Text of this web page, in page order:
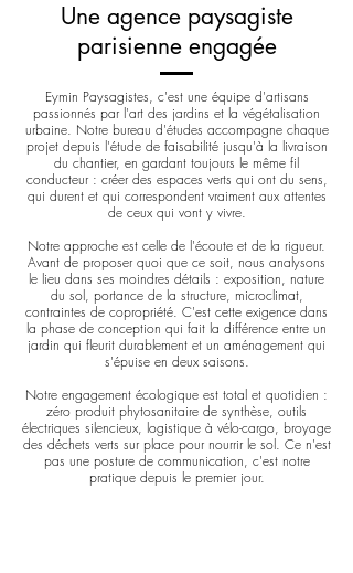
Une agence paysagiste
parisienne engagée
Eymin Paysagistes, c'est une équipe d'artisans
passionnés par l'art des jardins et la végétalisation
urbaine. Notre bureau d'études accompagne chaque
projet depuis l'étude de faisabilité jusqu'à la livraison
du chantier, en gardant toujours le même fil
conducteur : créer des espaces verts qui ont du sens,
qui durent et qui correspondent vraiment aux attentes
de ceux qui vont y vivre.
Notre approche est celle de l'écoute et de la rigueur.
Avant de proposer quoi que ce soit, nous analysons
le lieu dans ses moindres détails : exposition, nature
du sol, portance de la structure, microclimat,
contraintes de copropriété. C'est cette exigence dans
la phase de conception qui fait la différence entre un
jardin qui fleurit durablement et un aménagement qui
s'épuise en deux saisons.
Notre engagement écologique est total et quotidien :
zéro produit phytosanitaire de synthèse, outils
électriques silencieux, logistique à vélo-cargo, broyage
des déchets verts sur place pour nourrir le sol. Ce n'est
pas une posture de communication, c'est notre
pratique depuis le premier jour.